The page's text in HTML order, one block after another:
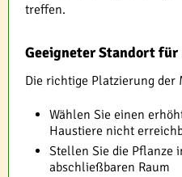
treffen.
Geeigneter Standort für
Die richtige Platzierung der
Wählen Sie einen
Haustiere nicht
Stellen Sie die Pflanze
abschließbaren Raum